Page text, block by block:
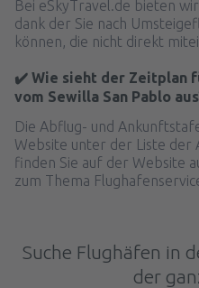
Bei eSkyTravel.de bieten
dank der Sie nach
können, die nicht direkt
✔️ Wie sieht der Zeitplan
vom Sewilla San Pablo
Die Abflug- und
Website unter der Liste der
finden Sie auf der Website
zum Thema
Suche Flughäfen in
der